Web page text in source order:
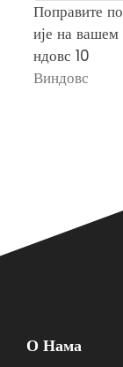
Поправите
ије на
ндовс 10
Виндовс
О Нама